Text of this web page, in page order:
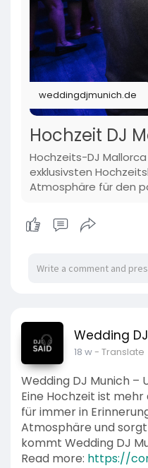
weddingdjmunich.de
Hochzeit DJ
Hochzeits-DJ
exklusivsten
Atmosphäre für den
Wedding
18 w- Translate
Wedding DJ Munich
Eine Hochzeit ist
für immer in
Atmosphäre und sorgt
kommt Wedding DJ
Read more: https://